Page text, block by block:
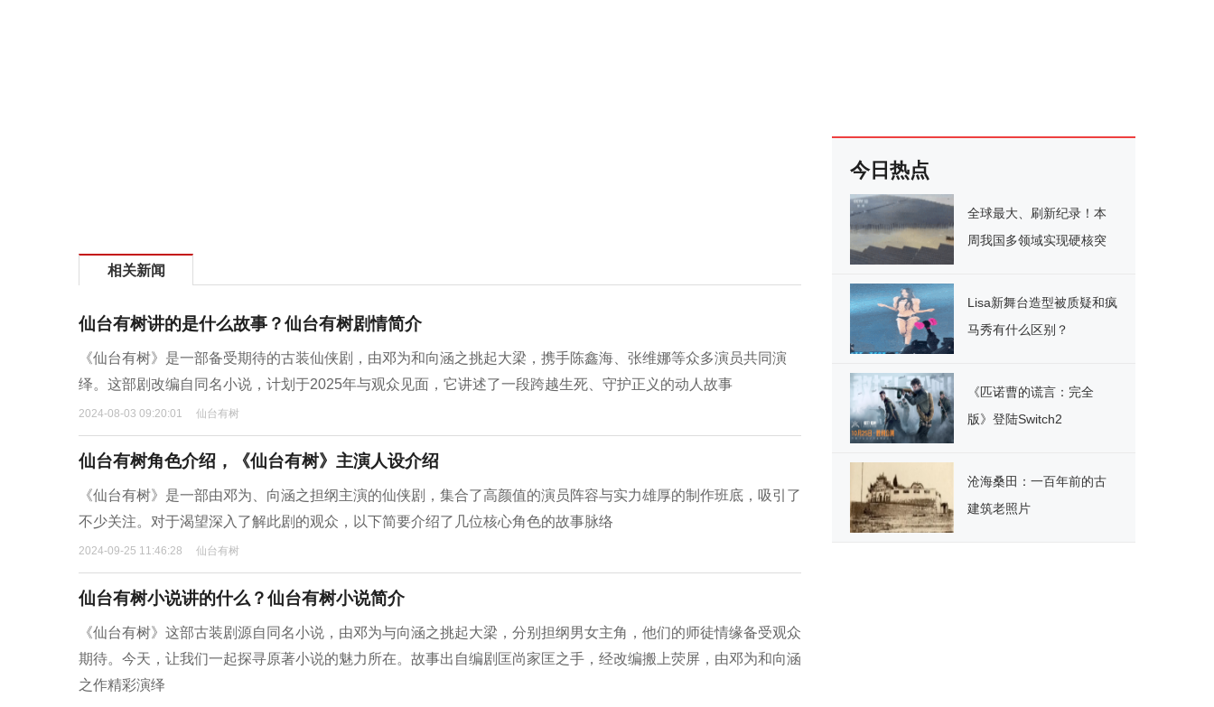
相关新闻
仙台有树讲的是什么故事？仙台有树剧情简介
《仙台有树》是一部备受期待的古装仙侠剧，由邓为和向涵之挑起大梁，携手陈鑫海、张维娜等众多演员共同演
绎。这部剧改编自同名小说，计划于2025年与观众见面，它讲述了一段跨越生死、守护正义的动人故事
2024-08-03 09:20:01 仙台有树
仙台有树角色介绍，《仙台有树》主演人设介绍
《仙台有树》是一部由邓为、向涵之担纲主演的仙侠剧，集合了高颜值的演员阵容与实力雄厚的制作班底，吸引了
不少关注。对于渴望深入了解此剧的观众，以下简要介绍了几位核心角色的故事脉络
2024-09-25 11:46:28 仙台有树
仙台有树小说讲的什么？仙台有树小说简介
《仙台有树》这部古装剧源自同名小说，由邓为与向涵之挑起大梁，分别担纲男女主角，他们的师徒情缘备受观众
期待。今天，让我们一起探寻原著小说的魅力所在。故事出自编剧匡尚家匡之手，经改编搬上荧屏，由邓为和向涵
之作精彩演绎
今日热点
全球最大、刷新纪录！本
周我国多领域实现硬核突
Lisa新舞台造型被质疑和疯
马秀有什么区别？
《匹诺曹的谎言：完全
版》登陆Switch2
沧海桑田：一百年前的古
建筑老照片